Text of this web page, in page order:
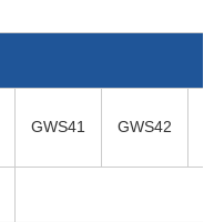
GWS41 GWS42